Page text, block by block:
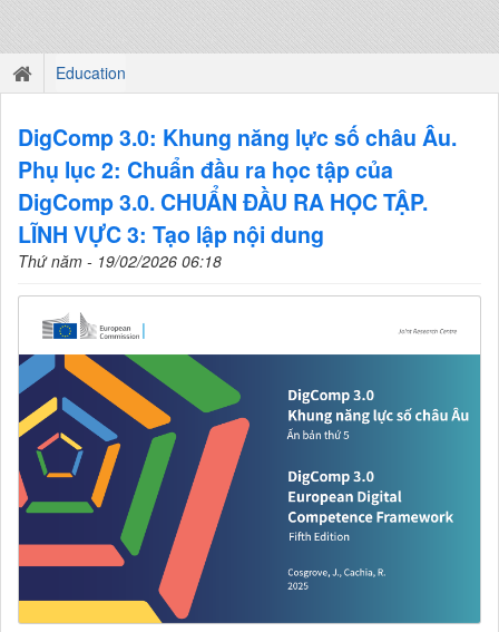
Education
DigComp 3.0: Khung năng lực số châu Âu.
Phụ lục 2: Chuẩn đầu ra học tập của
DigComp 3.0. CHUẨN ĐẦU RA HỌC TẬP.
LĨNH VỰC 3: Tạo lập nội dung
Thứ năm - 19/02/2026 06:18